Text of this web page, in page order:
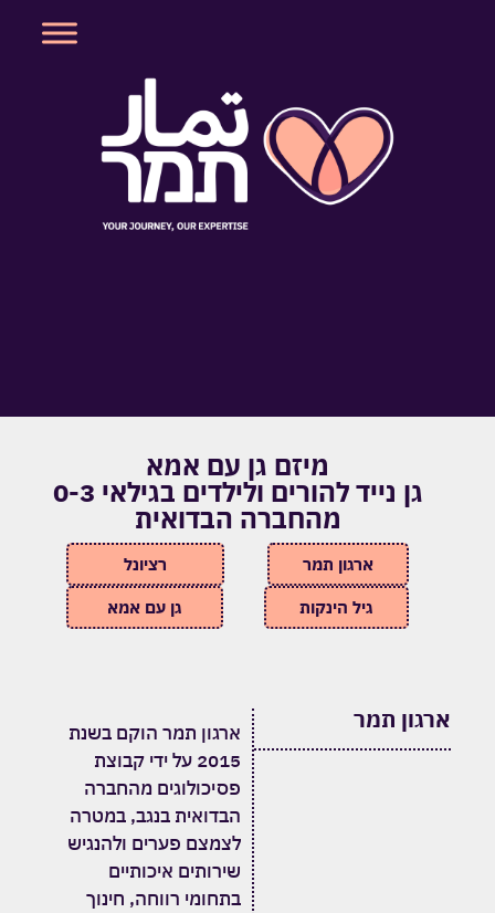
מיזם גן עם אמא
גן נייד להורים ולילדים בגילאי 0-3
מהחברה הבדואית
ארגון תמר רציונל
גיל הינקות גן עם אמא
ארגון תמר
ארגון תמר הוקם בשנת
2015 על ידי קבוצת
פסיכולוגים מהחברה
הבדואית בנגב, במטרה
לצמצם פערים ולהנגיש
שירותים איכותיים
בתחומי רווחה, חינוך